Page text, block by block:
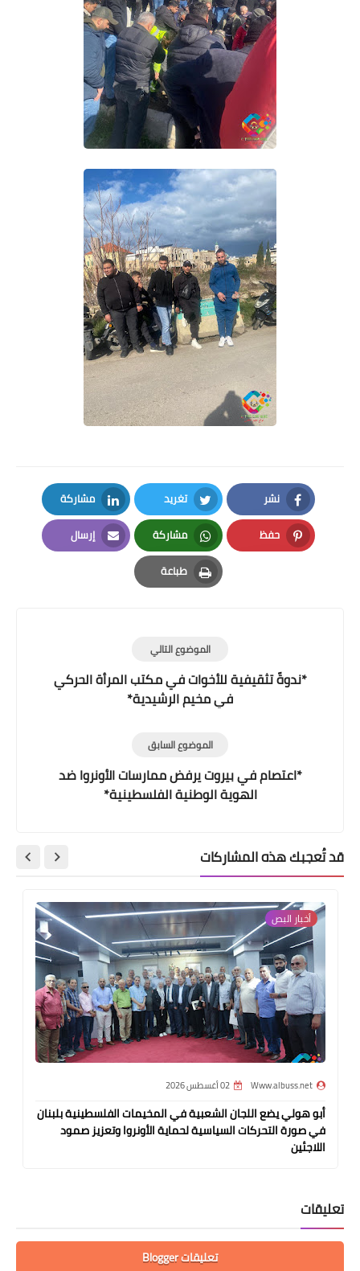
نشر
Facebook
تغريد
Twitter
مشاركة
LinkedIn
حفظ
Pinterest
مشاركة
Whatsapp
إرسال
Email
طباعة
Print
الموضوع التالي
*ندوةً تثقيفية للأخوات في مكتب المرأة الحركي
في مخيم الرشيدية*
الموضوع السابق
*اعتصام في بيروت يرفض ممارسات الأونروا ضد
الهوية الوطنية الفلسطينية*
قد تُعجبك هذه المشاركات
أخبار ‏البص
Www.albuss.net 02 أغسطس 2026
أبو هولي يضع اللجان الشعبية في المخيمات الفلسطينية بلبنان
في صورة التحركات السياسية لحماية الأونروا وتعزيز صمود
اللاجئين
تعليقات
تعليقات Blogger